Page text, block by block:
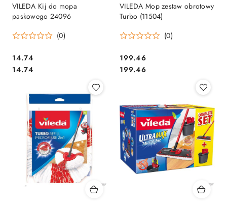
VILEDA Kij do mopa
paskowego 24096
(0)
Cena:
14.74
Cena:
14.74
VILEDA Mop zestaw obrotowy
Turbo (11504)
(0)
Cena:
199.46
Cena:
199.46